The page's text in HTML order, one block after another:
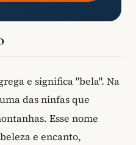
e significa "bela". Na
das ninfas que
Esse nome
e encanto,